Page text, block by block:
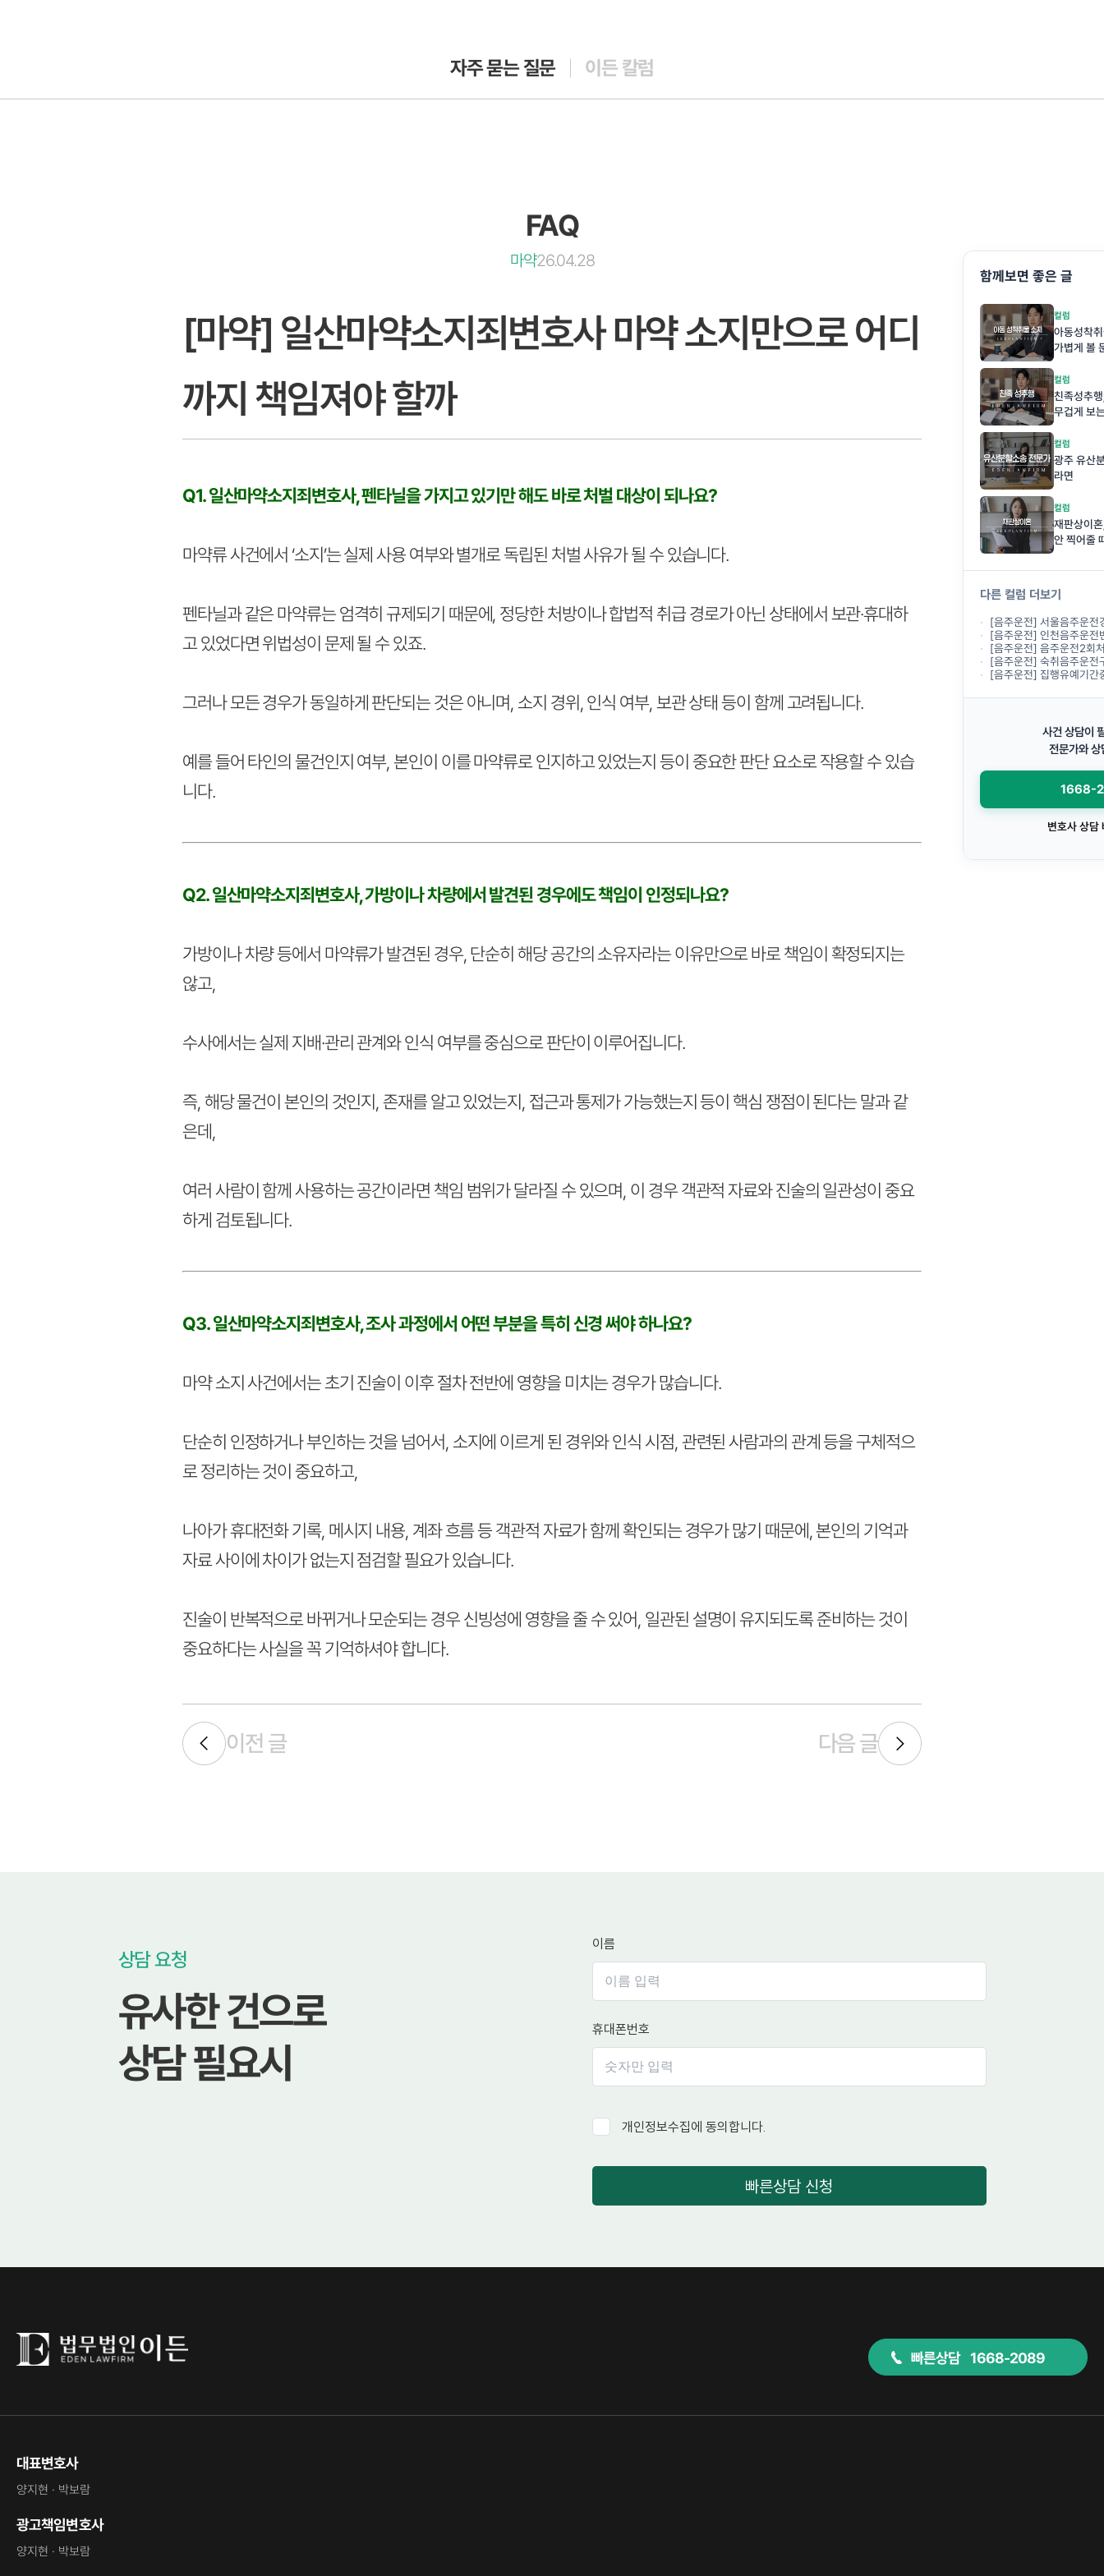
자주 묻는 질문 이든 칼럼
FAQ
마약26.04.28
[마약] 일산마약소지죄변호사 마약 소지만으로 어디
까지 책임져야 할까
Q1. 일산마약소지죄변호사, 펜타닐을 가지고 있기만 해도 바로 처벌 대상이 되나요?
마약류 사건에서 ‘소지’는 실제 사용 여부와 별개로 독립된 처벌 사유가 될 수 있습니다.
펜타닐과 같은 마약류는 엄격히 규제되기 때문에, 정당한 처방이나 합법적 취급 경로가 아닌 상태에서 보관·휴대하
고 있었다면 위법성이 문제 될 수 있죠.
그러나 모든 경우가 동일하게 판단되는 것은 아니며, 소지 경위, 인식 여부, 보관 상태 등이 함께 고려됩니다.
예를 들어 타인의 물건인지 여부, 본인이 이를 마약류로 인지하고 있었는지 등이 중요한 판단 요소로 작용할 수 있습
니다.
Q2. 일산마약소지죄변호사, 가방이나 차량에서 발견된 경우에도 책임이 인정되나요?
가방이나 차량 등에서 마약류가 발견된 경우, 단순히 해당 공간의 소유자라는 이유만으로 바로 책임이 확정되지는
않고,
수사에서는 실제 지배·관리 관계와 인식 여부를 중심으로 판단이 이루어집니다.
즉, 해당 물건이 본인의 것인지, 존재를 알고 있었는지, 접근과 통제가 가능했는지 등이 핵심 쟁점이 된다는 말과 같
은데,
여러 사람이 함께 사용하는 공간이라면 책임 범위가 달라질 수 있으며, 이 경우 객관적 자료와 진술의 일관성이 중요
하게 검토됩니다.
Q3. 일산마약소지죄변호사, 조사 과정에서 어떤 부분을 특히 신경 써야 하나요?
마약 소지 사건에서는 초기 진술이 이후 절차 전반에 영향을 미치는 경우가 많습니다.
단순히 인정하거나 부인하는 것을 넘어서, 소지에 이르게 된 경위와 인식 시점, 관련된 사람과의 관계 등을 구체적으
로 정리하는 것이 중요하고,
나아가 휴대전화 기록, 메시지 내용, 계좌 흐름 등 객관적 자료가 함께 확인되는 경우가 많기 때문에, 본인의 기억과
자료 사이에 차이가 없는지 점검할 필요가 있습니다.
진술이 반복적으로 바뀌거나 모순되는 경우 신빙성에 영향을 줄 수 있어, 일관된 설명이 유지되도록 준비하는 것이
중요하다는 사실을 꼭 기억하셔야 합니다.
이전 글 다음 글
함께보면 좋은 글
컬럼
아동성착
가볍게 볼
컬럼
친족성추
무겁게 보
컬럼
광주 유산
라면
컬럼
재판상이
안 찍어줄
다른 컬럼 더보기
[음주운전] 서울음주운전경찰조사, 경찰에서 출석하
[음주운전] 인천음주운전변호사상담, 경찰
[음주운전] 음주운전2회처벌 기준, 두
[음주운전] 숙취음주운전구제, 전날 술을 마시고
[음주운전] 집행유예기간중 음주운전, 다
사건 상담이
전문가와 상
1668-
변호사 상담
상담 요청
유사한 건으로
상담 필요시
이름
휴대폰번호
개인정보수집에 동의합니다.
빠른상담 신청
빠른상담 1668-2089
대표변호사
양지현 · 박보람
광고책임변호사
양지현 · 박보람